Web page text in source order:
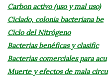
Carbon activo (uso y mal uso)
Ciclado, colonia bacteriana be
Ciclo del Nitrógeno
Bacterias benéficas y clasific
Bacterias comerciales para acu
Muerte y efectos de mala circu